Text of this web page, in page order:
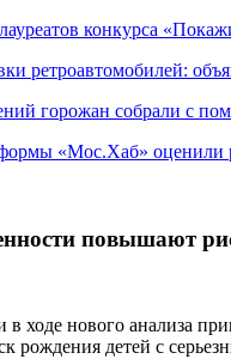
конкурса
ретроавтомобилей:
горожан собрали с
«Мос.Хаб» оценили
повышают
в ходе нового анализа
рождения детей с